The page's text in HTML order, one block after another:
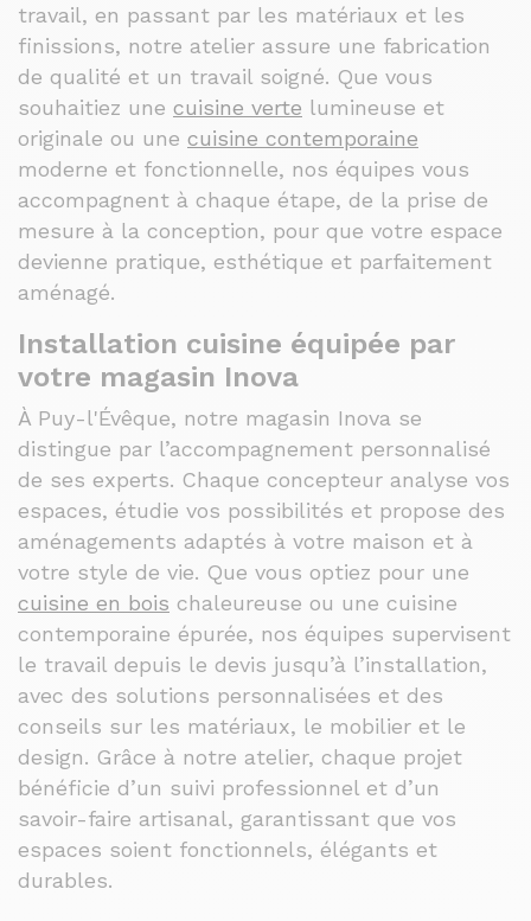
travail, en passant par les matériaux et les
finissions, notre atelier assure une fabrication
de qualité et un travail soigné. Que vous
souhaitiez une cuisine verte lumineuse et
originale ou une cuisine contemporaine
moderne et fonctionnelle, nos équipes vous
accompagnent à chaque étape, de la prise de
mesure à la conception, pour que votre espace
devienne pratique, esthétique et parfaitement
aménagé.
Installation cuisine équipée par
votre magasin Inova
À Puy-l'Évêque, notre magasin Inova se
distingue par l’accompagnement personnalisé
de ses experts. Chaque concepteur analyse vos
espaces, étudie vos possibilités et propose des
aménagements adaptés à votre maison et à
votre style de vie. Que vous optiez pour une
cuisine en bois chaleureuse ou une cuisine
contemporaine épurée, nos équipes supervisent
le travail depuis le devis jusqu’à l’installation,
avec des solutions personnalisées et des
conseils sur les matériaux, le mobilier et le
design. Grâce à notre atelier, chaque projet
bénéficie d’un suivi professionnel et d’un
savoir-faire artisanal, garantissant que vos
espaces soient fonctionnels, élégants et
durables.